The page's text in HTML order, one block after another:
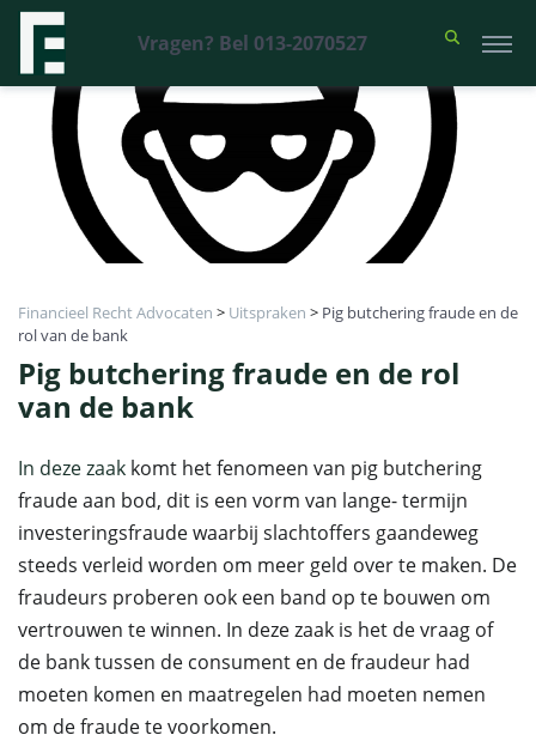
Vragen? Bel 013-2070527
Financieel Recht Advocaten > Uitspraken > Pig butchering fraude en de
rol van de bank
Pig butchering fraude en de rol
van de bank
In deze zaak komt het fenomeen van pig butchering
fraude aan bod, dit is een vorm van lange- termijn
investeringsfraude waarbij slachtoffers gaandeweg
steeds verleid worden om meer geld over te maken. De
fraudeurs proberen ook een band op te bouwen om
vertrouwen te winnen. In deze zaak is het de vraag of
de bank tussen de consument en de fraudeur had
moeten komen en maatregelen had moeten nemen
om de fraude te voorkomen.